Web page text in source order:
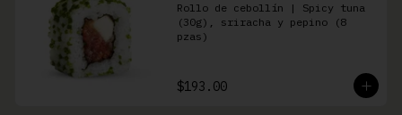
Rollo de cebollín | Spicy tuna
(30g), sriracha y pepino (8
pzas)
$193.00